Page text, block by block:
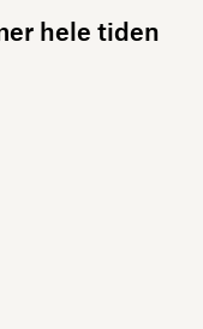
hele tiden